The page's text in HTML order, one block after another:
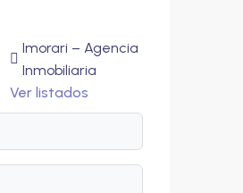
Imorari – Agencia
Inmobiliaria
Ver listados